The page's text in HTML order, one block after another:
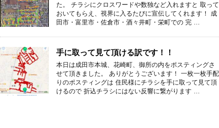
た。 チラシにクロスワードや数独など入れますと 取って
おいてもらえ、視界に入るたびに宣伝してくれます！ 成
田市・富里市・佐倉市・酒々井町・栄町での 完 …
手に取って見て頂ける訳です！！
本日は成田市本城、花崎町、御所の内をポスティングさ
せて頂きました。 ありがとうございます！ 一枚一枚手配
りのポスティングは 住民様にチラシを手に取って見て頂
けるので 折込チラシにはない反響に繋がります …